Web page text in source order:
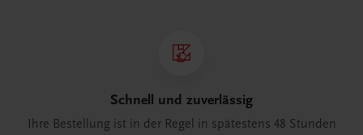
Schnell und zuverlässig
Ihre Bestellung ist in der Regel in spätestens 48 Stunden